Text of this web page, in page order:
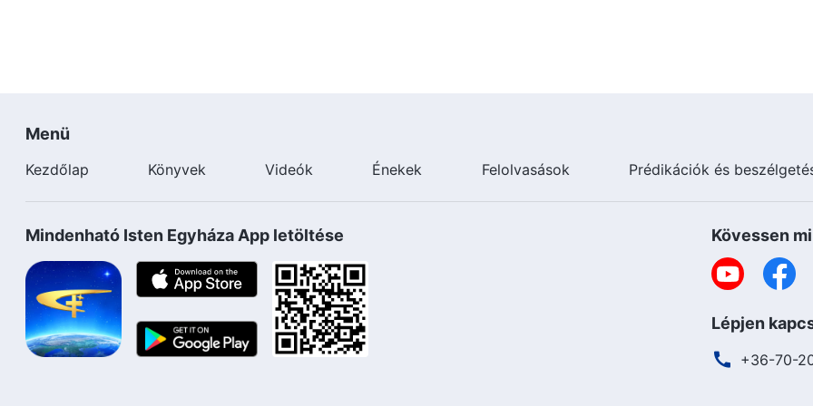
Menü
Kezdőlap Könyvek Videók Énekek Felolvasások Prédikációk és
Mindenható Isten Egyháza App letöltése Kövessen
Lépjen
+36-70-